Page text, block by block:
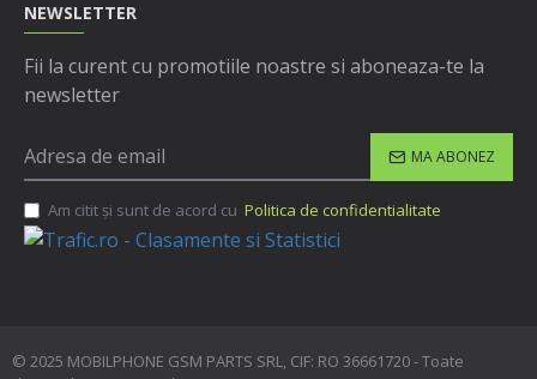
NEWSLETTER
Fii la curent cu promotiile noastre si aboneaza-te la
newsletter
MA ABONEZ
Am citit şi sunt de acord cu Politica de confidentialitate
© 2025 MOBILPHONE GSM PARTS SRL, CIF: RO 36661720 - Toate